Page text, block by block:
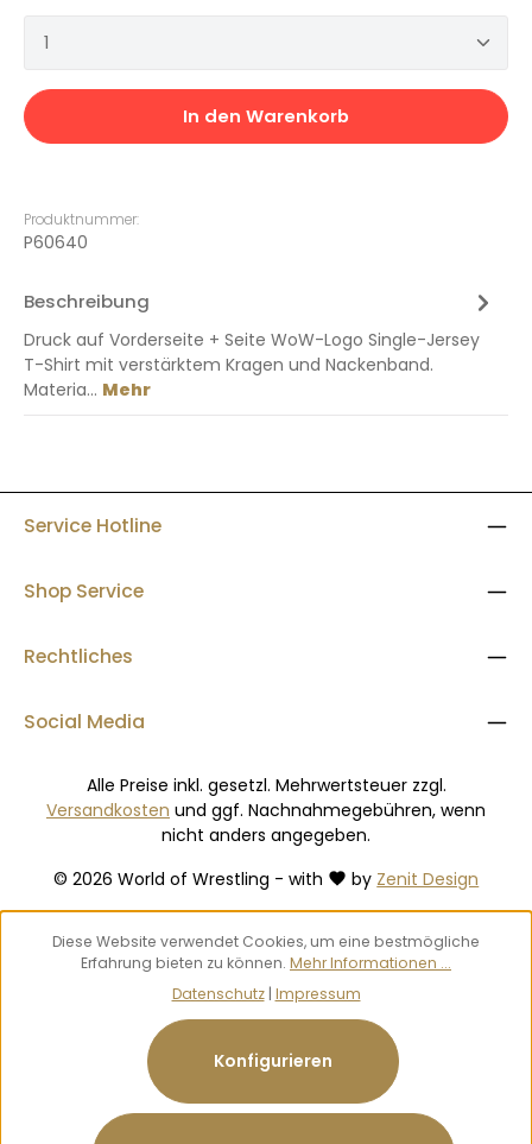
Produkt Anzahl: Gib den gewünschten Wert
In den Warenkorb
Produktnummer:
P60640
Beschreibung
Druck auf Vorderseite + Seite WoW-Logo Single-Jersey
T-Shirt mit verstärktem Kragen und Nackenband.
Materia… Mehr
Service Hotline
Shop Service
Rechtliches
Social Media
© 2026 World of Wrestling - with by Zenit Design
Alle Preise inkl. gesetzl. Mehrwertsteuer zzgl.
Versandkosten und ggf. Nachnahmegebühren, wenn
nicht anders angegeben.
Diese Website verwendet Cookies, um eine bestmögliche
Erfahrung bieten zu können. Mehr Informationen ...
Datenschutz| Impressum
Konfigurieren